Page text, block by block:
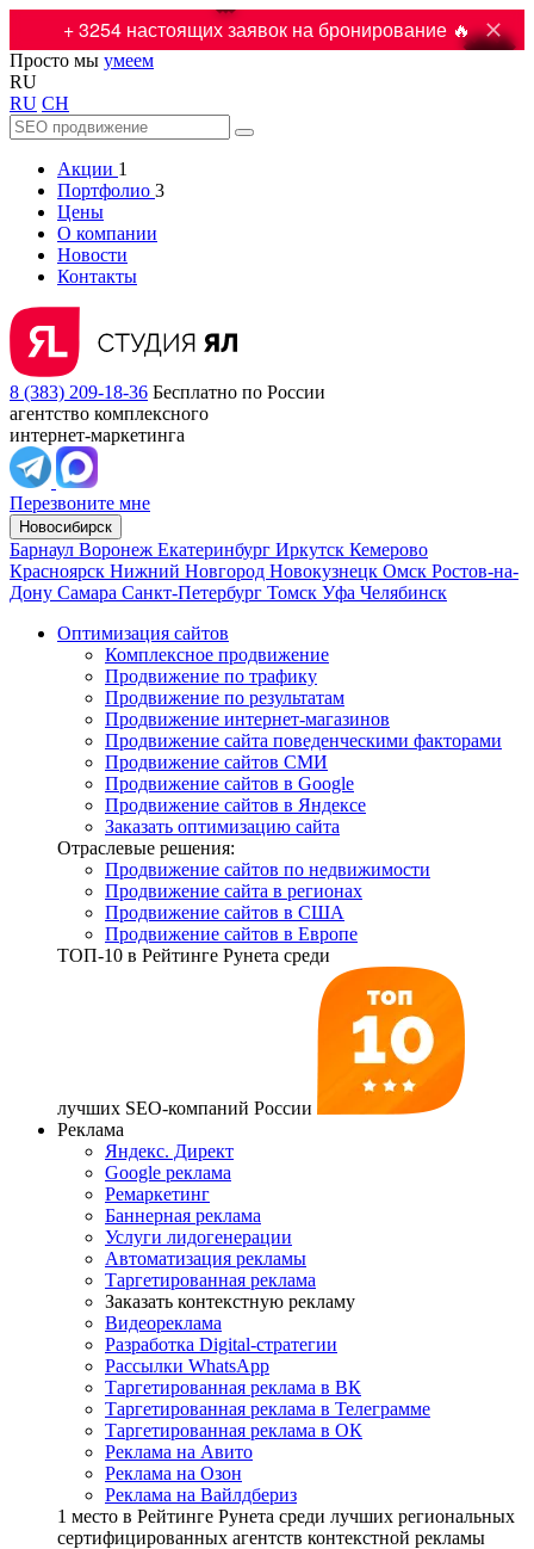
+ 3254 настоящих заявок на бронирование 🔥
Просто мы умеем
RU
RU CH
Акции 1
Портфолио 3
Цены
О компании
Новости
Контакты
8 (383) 209-18-36 Бесплатно по России
агентство комплексного
интернет-маркетинга
Перезвоните мне
Новосибирск
Барнаул Воронеж Екатеринбург Иркутск Кемерово
Красноярск Нижний Новгород Новокузнецк Омск Ростов-на-
Дону Самара Санкт-Петербург Томск Уфа Челябинск
Оптимизация сайтов
Комплексное продвижение
Продвижение по трафику
Продвижение по результатам
Продвижение интернет-магазинов
Продвижение сайта поведенческими факторами
Продвижение сайтов СМИ
Продвижение сайтов в Google
Продвижение сайтов в Яндексе
Заказать оптимизацию сайта
Отраслевые решения:
Продвижение сайтов по недвижимости
Продвижение сайта в регионах
Продвижение сайтов в США
Продвижение сайтов в Европе
ТОП-10 в Рейтинге Рунета среди
лучших SEO-компаний России
Реклама
Яндекс. Директ
Google реклама
Ремаркетинг
Баннерная реклама
Услуги лидогенерации
Автоматизация рекламы
Таргетированная реклама
Заказать контекстную рекламу
Видеореклама
Разработка Digital-стратегии
Рассылки WhatsApp
Таргетированная реклама в ВК
Таргетированная реклама в Телеграмме
Таргетированная реклама в ОК
Реклама на Авито
Реклама на Озон
Реклама на Вайлдбериз
1 место в Рейтинге Рунета cреди лучших региональных
сертифицированных агентств контекстной рекламы